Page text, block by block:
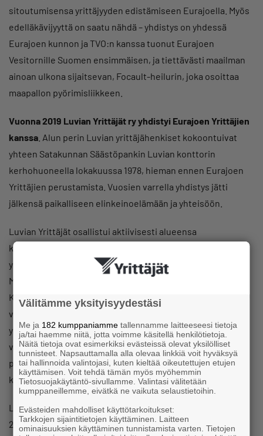
sitoutumisensa yrittäjyyden edistämiseen Eurajoella. Myös
edelläkävijyyttä on saatu nähdä – yhdistys on yhdessä
Eurajoen kunnon ja TVO:n kanssa tuonut Eurajoen
Vesitornille Suomen ensimmäisen, ja tiettävästi maailman
ainoan ulkona sijaitsevan, Focault-heilurin, joka osoittaa
maapallon pyörimisliikkeen.
Vuonna 2019 Luvian Yrittäjät ry yhdistyi Eurajoen Yrittäjien
kanssa . Alun perin Luvian yrittäjähenkiset kokoontuivat
yhteen Satakunnan Säästöpankin Luvian konttorin
kerhohuoneella lokakuussa 1978, hieman ennen Eurajoen
Yrittäjien perustamista. Vuosien varrella yhdistys jätti
jälkensä paikalliseen elinkeinoelämään ja yhteisöön.
Luvian Yrittäjät osallistui aktiivisesti alueensa
kehittämiseen, ja vuodesta 2011 lähtien Luvian kunnan ja
yrittäjien uudistettu elinkeinotiimi toimi alueen hyväksi.
Myös muun muassa Osallistuminen Turun
Kauppakorkeakoulun yrittäjyysprofessuurin hankintaan
vuosina 2011–2016 osoitti Luvian Yrittäjien sitoutumista
yrittäjyyden edistämiseen myös tiedemaailmassa. Yhdistys
valittiin kaksi kertaa Satakunnan Yrittäjien parhaaksi
paikallisyhdistyksesi alle 100:n jäsenen yrittäjäyhteisön
kategoriassa.
Leader+ -matkailuhanke ”Tuulta purjeisiin Luvialla” vuosina
2013–2014 sekä rooli Laitakarin talvitapahtuman
Välitämme yksityisyydestäsi
Me ja 182 kumppaniamme tallennamme laitteeseesi tietoja
ja/tai haemme niitä, jotta voimme käsitellä henkilötietoja.
Näitä tietoja ovat esimerkiksi evästeissä olevat yksilölliset
tunnisteet. Napsauttamalla alla olevaa linkkiä voit hyväksyä
tai hallinnoida valintojasi, kuten kieltää oikeutettujen etujen
käyttämisen. Voit tehdä tämän myös myöhemmin
Tietosuojakäytäntö-sivullamme. Valintasi välitetään
kumppaneillemme, eivätkä ne vaikuta selaustietoihin.
Evästeiden mahdolliset käyttötarkoitukset:
Tarkkojen sijaintitietojen käyttäminen. Laitteen
ominaisuuksien käyttäminen tunnistamista varten. Tietojen